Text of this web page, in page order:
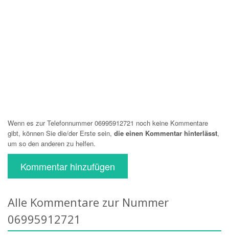
Wenn es zur Telefonnummer 06995912721 noch keine Kommentare
gibt, können Sie die/der Erste sein, die einen Kommentar hinterlässt,
um so den anderen zu helfen.
Kommentar hinzufügen
Alle Kommentare zur Nummer
06995912721